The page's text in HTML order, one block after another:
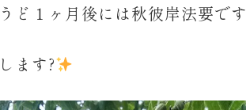
ど１ヶ月後には秋彼岸法要です
ます?